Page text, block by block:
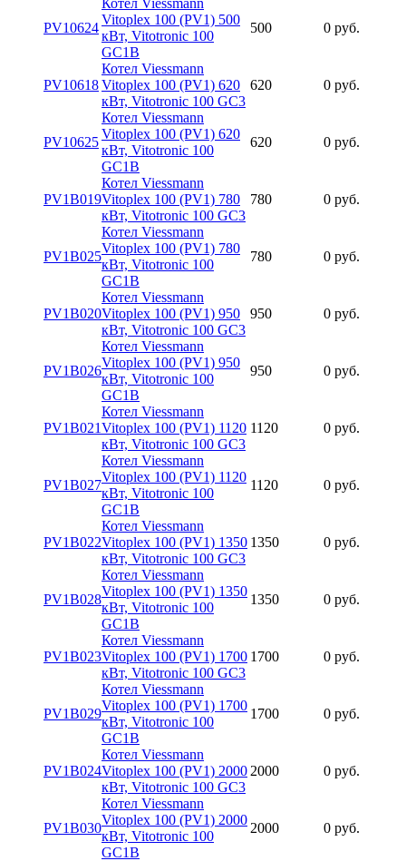
PV10624
Vitoplex 100 (PV1) 500
кВт, Vitotronic 100
GC1B
500 0 руб.
PV10618
Котел Viessmann
Vitoplex 100 (PV1) 620
кВт, Vitotronic 100 GC3
620 0 руб.
PV10625
Котел Viessmann
Vitoplex 100 (PV1) 620
кВт, Vitotronic 100
GC1B
620 0 руб.
PV1B019
Котел Viessmann
Vitoplex 100 (PV1) 780
кВт, Vitotronic 100 GC3
780 0 руб.
PV1B025
Котел Viessmann
Vitoplex 100 (PV1) 780
кВт, Vitotronic 100
GC1B
780 0 руб.
PV1B020
Котел Viessmann
Vitoplex 100 (PV1) 950
кВт, Vitotronic 100 GC3
950 0 руб.
PV1B026
Котел Viessmann
Vitoplex 100 (PV1) 950
кВт, Vitotronic 100
GC1B
950 0 руб.
PV1B021
Котел Viessmann
Vitoplex 100 (PV1) 1120
кВт, Vitotronic 100 GC3
1120 0 руб.
PV1B027
Котел Viessmann
Vitoplex 100 (PV1) 1120
кВт, Vitotronic 100
GC1B
1120 0 руб.
PV1B022
Котел Viessmann
Vitoplex 100 (PV1) 1350
кВт, Vitotronic 100 GC3
1350 0 руб.
PV1B028
Котел Viessmann
Vitoplex 100 (PV1) 1350
кВт, Vitotronic 100
GC1B
1350 0 руб.
PV1B023
Котел Viessmann
Vitoplex 100 (PV1) 1700
кВт, Vitotronic 100 GC3
1700 0 руб.
PV1B029
Котел Viessmann
Vitoplex 100 (PV1) 1700
кВт, Vitotronic 100
GC1B
1700 0 руб.
PV1B024
Котел Viessmann
Vitoplex 100 (PV1) 2000
кВт, Vitotronic 100 GC3
2000 0 руб.
PV1B030
Котел Viessmann
Vitoplex 100 (PV1) 2000
кВт, Vitotronic 100
GC1B
2000 0 руб.